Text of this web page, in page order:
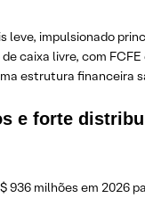
leve, impulsionado
caixa livre, com
estrutura financeira
e forte
milhões em 2026